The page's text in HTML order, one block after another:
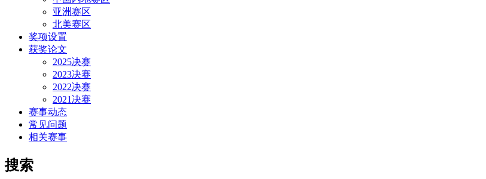
亚洲赛区
北美赛区
奖项设置
获奖论文
2025决赛
2023决赛
2022决赛
2021决赛
赛事动态
常见问题
相关赛事
搜索